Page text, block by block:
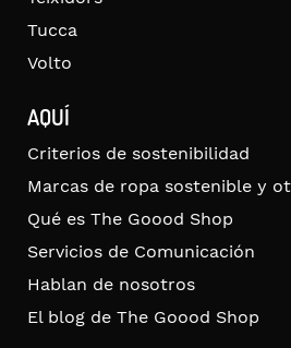
Tucca
Volto
AQUÍ
Criterios de sostenibilidad
Marcas de ropa sostenible y
Qué es The Goood Shop
Servicios de Comunicación
Hablan de nosotros
El blog de The Goood Shop